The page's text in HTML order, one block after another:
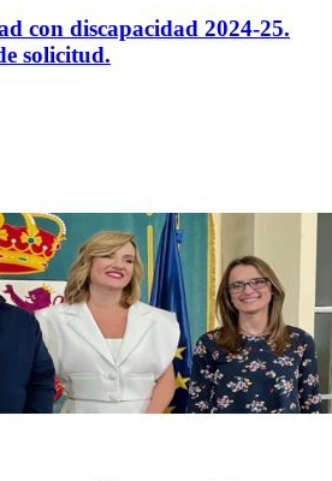
con discapacidad 2024-25.
solicitud.